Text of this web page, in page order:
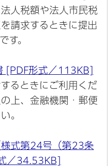
人税額や法人市民税
請求するときに提出
す。
[PDF形式／113KB]
るときにご利用くだ
上、金融機関・郵便
。
式第24号（第23条
／34.53KB]